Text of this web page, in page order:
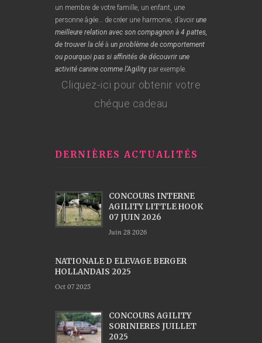
un membre de votre famille, un enfant, une
personne âgée… de créer une harmonie, d’avoir une
meilleure relation avec son compagnon à 4 pattes,
de trouver la clé à un problème de comportement
ou pourquoi pas si affinités de découvrir une
activité canine comme l’Agility par exemple.
Cliquez-ici pour obtenir votre
chéque cadeau
DERNIÈRES ACTUALITÉS
CONCOURS INTERNE
AGILITY LITTLE HOOK
07 JUIN 2026
Juin 28 2026
NATIONALE D ELEVAGE BERGER
HOLLANDAIS 2025
Oct 07 2025
CONCOURS AGILITY
SORINIERES JUILLET
2025